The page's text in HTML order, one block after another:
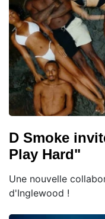
D Smoke
Play Hard"
Une nouvelle
d'Inglewood !